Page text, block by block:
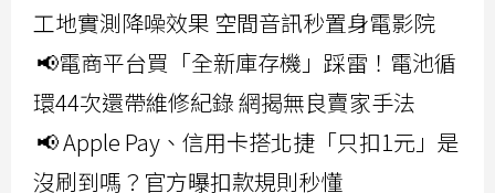
工地實測降噪效果 空間音訊秒置身電影院
📢電商平台買「全新庫存機」踩雷！電池循
環44次還帶維修紀錄 網揭無良賣家手法
📢 Apple Pay、信用卡搭北捷「只扣1元」是
沒刷到嗎？官方曝扣款規則秒懂